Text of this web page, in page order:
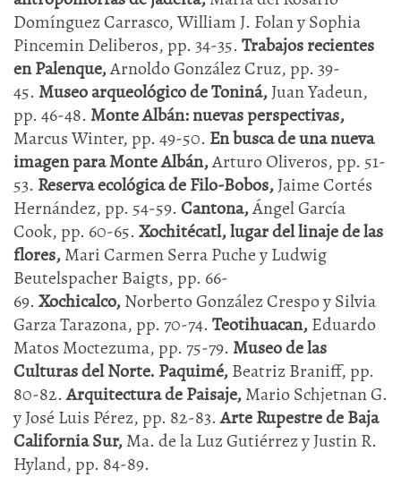
Domínguez Carrasco, William J. Folan y Sophia
Pincemin Deliberos, pp. 34-35.Trabajos recientes
en Palenque,Arnoldo González Cruz, pp. 39-
45. Museo arqueológico de Toniná,Juan Yadeun,
pp. 46-48. Monte Albán: nuevas perspectivas,
Marcus Winter, pp. 49-50. En busca de una nueva
imagen para Monte Albán,Arturo Oliveros, pp. 51-
53. Reserva ecológica de Filo-Bobos,Jaime Cortés
Hernández, pp. 54-59.Cantona,Ángel García
Cook, pp. 60-65.Xochitécatl, lugar del linaje de las
flores,Mari Carmen Serra Puche y Ludwig
Beutelspacher Baigts, pp. 66-
69.Xochicalco,Norberto González Crespo y Silvia
Garza Tarazona, pp. 70-74.Teotihuacan,Eduardo
Matos Moctezuma, pp. 75-79. Museo de las
Culturas del Norte. Paquimé,Beatriz Braniff, pp.
80-82.Arquitectura de Paisaje,Mario Schjetnan G.
y José Luis Pérez, pp. 82-83.Arte Rupestre de Baja
California Sur,Ma. de la Luz Gutiérrez y Justin R.
Hyland, pp. 84-89.